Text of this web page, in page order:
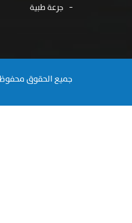
جرعة طبية
جميع الحقوق محفوظه